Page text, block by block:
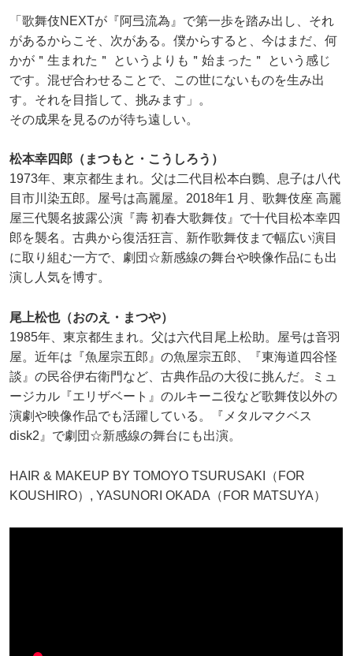
「歌舞伎NEXTが『阿弖流為』で第一歩を踏み出し、それ
があるからこそ、次がある。僕からすると、今はまだ、何
かが＂生まれた＂ というよりも＂始まった＂ という感じ
です。混ぜ合わせることで、この世にないものを生み出
す。それを目指して、挑みます」。
その成果を見るのが待ち遠しい。
松本幸四郎（まつもと・こうしろう）
1973年、東京都生まれ。父は二代目松本白鸚、息子は八代
目市川染五郎。屋号は高麗屋。2018年1 月、歌舞伎座 高麗
屋三代襲名披露公演『壽 初春大歌舞伎』で十代目松本幸四
郎を襲名。古典から復活狂言、新作歌舞伎まで幅広い演目
に取り組む一方で、劇団☆新感線の舞台や映像作品にも出
演し人気を博す。
尾上松也（おのえ・まつや）
1985年、東京都生まれ。父は六代目尾上松助。屋号は音羽
屋。近年は『魚屋宗五郎』の魚屋宗五郎、『東海道四谷怪
談』の民谷伊右衛門など、古典作品の大役に挑んだ。ミュ
ージカル『エリザベート』のルキーニ役など歌舞伎以外の
演劇や映像作品でも活躍している。『メタルマクベス
disk2』で劇団☆新感線の舞台にも出演。
HAIR & MAKEUP BY TOMOYO TSURUSAKI（FOR
KOUSHIRO）, YASUNORI OKADA（FOR MATSUYA）